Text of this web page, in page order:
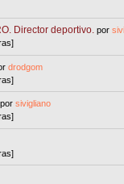
Director deportivo. por
drodgom
porsivigliano